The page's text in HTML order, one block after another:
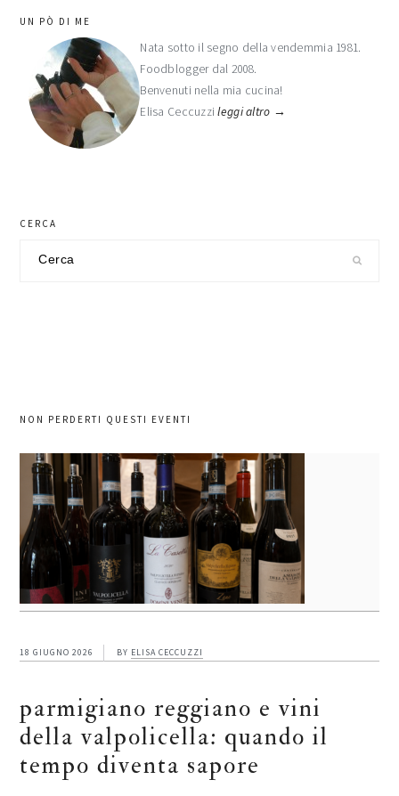
barra
laterale
primaria
UN PÒ DI ME
Nata sotto il segno della vendemmia 1981.
Foodblogger dal 2008.
Benvenuti nella mia cucina!
Elisa Ceccuzzileggi altro →
CERCA
NON PERDERTI QUESTI EVENTI
18 GIUGNO 2026 BY ELISA CECCUZZI
parmigiano reggiano e vini
della valpolicella: quando il
tempo diventa sapore